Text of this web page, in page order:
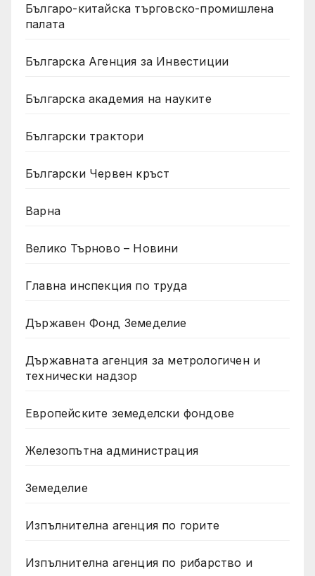
Българо-китайска търговско-промишлена
палата
Българска Агенция за Инвестиции
Българска академия на науките
Български трактори
Български Червен кръст
Варна
Велико Търново – Новини
Главна инспекция по труда
Държавен Фонд Земеделие
Държавната агенция за метрологичен и
технически надзор
Европейските земеделски фондове
Железопътна администрация
Земеделие
Изпълнителна агенция по горите
Изпълнителна агенция по рибарство и